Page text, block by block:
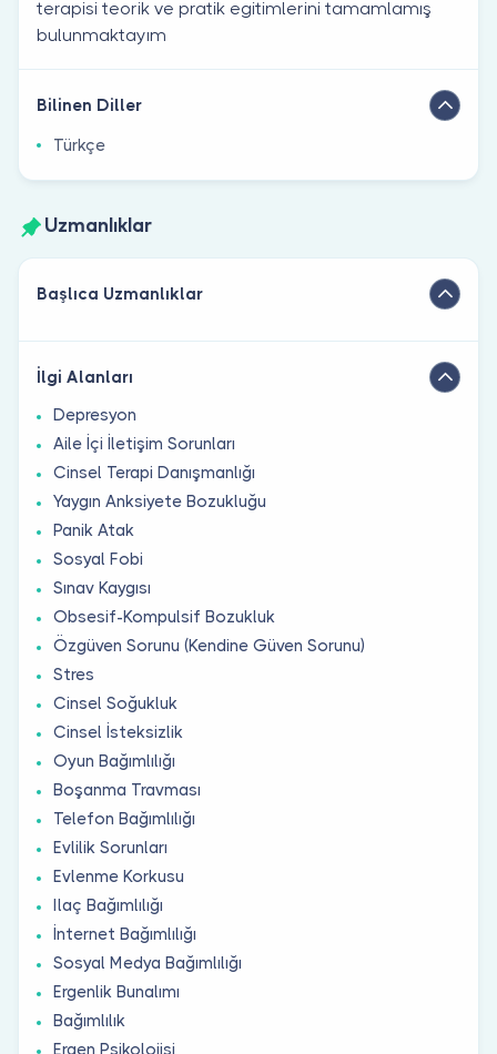
terapisi teorik ve pratik egitimlerini tamamlamış
bulunmaktayım
Bilinen Diller
Türkçe
Uzmanlıklar
Başlıca Uzmanlıklar
İlgi Alanları
Depresyon
Aile İçi İletişim Sorunları
Cinsel Terapi Danışmanlığı
Yaygın Anksiyete Bozukluğu
Panik Atak
Sosyal Fobi
Sınav Kaygısı
Obsesif-Kompulsif Bozukluk
Özgüven Sorunu (Kendine Güven Sorunu)
Stres
Cinsel Soğukluk
Cinsel İsteksizlik
Oyun Bağımlılığı
Boşanma Travması
Telefon Bağımlılığı
Evlilik Sorunları
Evlenme Korkusu
Ilaç Bağımlılığı
İnternet Bağımlılığı
Sosyal Medya Bağımlılığı
Ergenlik Bunalımı
Bağımlılık
Ergen Psikolojisi